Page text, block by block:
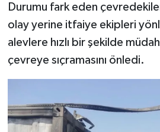
Durumu fark eden
olay yerine itfaiye ekipleri
alevlere hızlı bir şekilde
çevreye sıçramasını önledi.
ÜÇÜNCÜ SAYFA
Yemek
SİVİL TOPLUM